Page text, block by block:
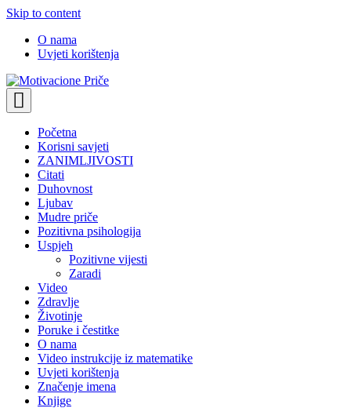
Skip to content
O nama
Uvjeti korištenja
Motivacione Priče
Mudre priče o životu i poučne priče o životu
Početna
Korisni savjeti
ZANIMLJIVOSTI
Citati
Duhovnost
Ljubav
Mudre priče
Pozitivna psihologija
Uspjeh
Pozitivne vijesti
Zaradi
Video
Zdravlje
Životinje
Poruke i čestitke
O nama
Video instrukcije iz matematike
Uvjeti korištenja
Značenje imena
Knjige